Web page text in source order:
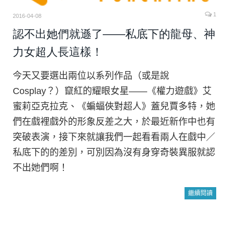
2016-04-08 1
認不出她們就遜了——私底下的龍母、神
力女超人長這樣！
今天又要選出兩位以系列作品（或是說
Cosplay？）竄紅的耀眼女星——《權力遊戲》艾
蜜莉亞克拉克、《蝙蝠俠對超人》蓋兒賈多特，她
們在戲裡戲外的形象反差之大，於最近新作中也有
突破表演，接下來就讓我們一起看看兩人在戲中／
私底下的的差別，可別因為沒有身穿奇裝異服就認
不出她們啊！
繼續閱讀